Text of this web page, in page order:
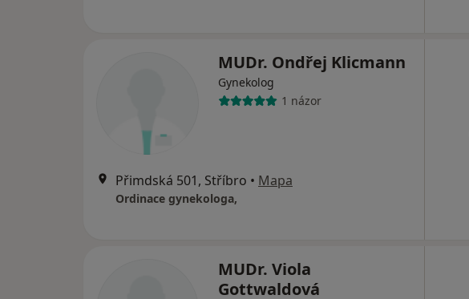
MUDr. Ondřej Klicmann
Gynekolog
1 názor
Přimdská 501, Stříbro • Mapa
Ordinace gynekologa,
MUDr. Viola
Gottwaldová